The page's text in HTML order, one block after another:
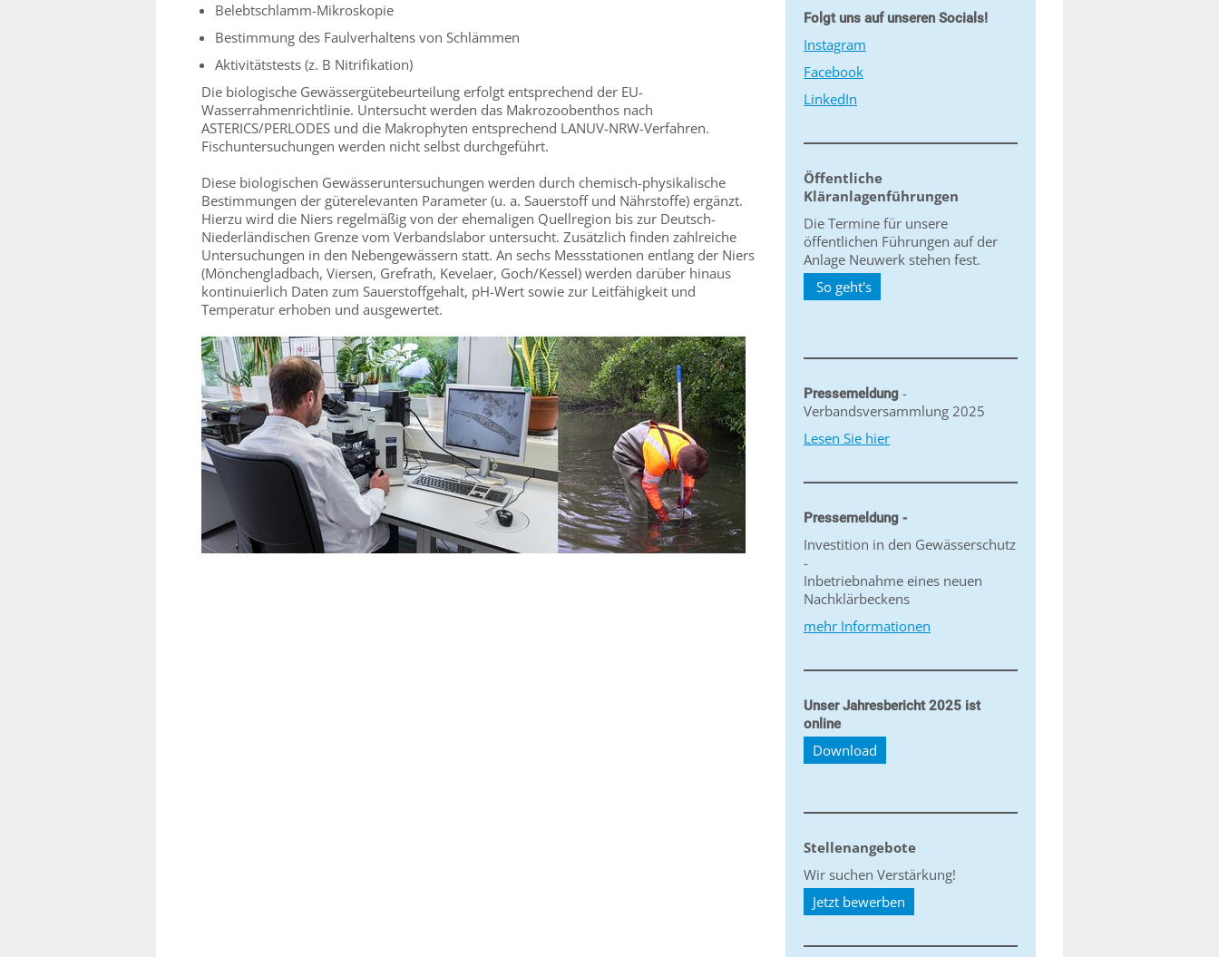
Belebtschlamm-Mikroskopie
Bestimmung des Faulverhaltens von Schlämmen
Aktivitätstests (z. B Nitrifikation)
Die biologische Gewässergütebeurteilung erfolgt entsprechend der EU-
Wasserrahmenrichtlinie. Untersucht werden das Makrozoobenthos nach
ASTERICS/PERLODES und die Makrophyten entsprechend LANUV-NRW-Verfahren.
Fischuntersuchungen werden nicht selbst durchgeführt.
Diese biologischen Gewässeruntersuchungen werden durch chemisch-physikalische
Bestimmungen der güterelevanten Parameter (u. a. Sauerstoff und Nährstoffe) ergänzt.
Hierzu wird die Niers regelmäßig von der ehemaligen Quellregion bis zur Deutsch-
Niederländischen Grenze vom Verbandslabor untersucht. Zusätzlich finden zahlreiche
Untersuchungen in den Nebengewässern statt. An sechs Messstationen entlang der Niers
(Mönchengladbach, Viersen, Grefrath, Kevelaer, Goch/Kessel) werden darüber hinaus
kontinuierlich Daten zum Sauerstoffgehalt, pH-Wert sowie zur Leitfähigkeit und
Temperatur erhoben und ausgewertet.
Folgt uns auf unseren Socials!
Instagram
Facebook
LinkedIn
Öffentliche
Kläranlagenführungen
Die Termine für unsere
öffentlichen Führungen auf der
Anlage Neuwerk stehen fest.
So geht's
Pressemeldung -
Verbandsversammlung 2025
Lesen Sie hier
Pressemeldung -
Investition in den Gewässerschutz
-
Inbetriebnahme eines neuen
Nachklärbeckens
mehr Informationen
Unser Jahresbericht 2025 ist
online
Download
Stellenangebote
Wir suchen Verstärkung!
Jetzt bewerben